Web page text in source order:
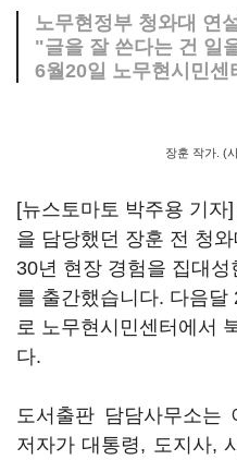
노무현정부 청와대 연
"글을 잘 쓴다는 건 일
6월20일 노무현시민센
장훈 작가. (
[뉴스토마토 박주용 기
을 담당했던 장훈 전 청
30년 현장 경험을 집대성
를 출간했습니다. 다음달
로 노무현시민센터에서
다.
도서출판 담담사무소는
저자가 대통령, 도지사,